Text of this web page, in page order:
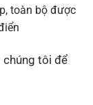
toàn bộ được
chúng tôi để